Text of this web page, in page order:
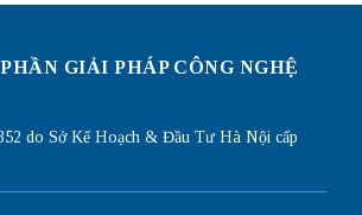
GIẢI PHÁP CÔNG NGHỆ
do Sở Kế Hoạch & Đầu Tư Hà Nội cấp